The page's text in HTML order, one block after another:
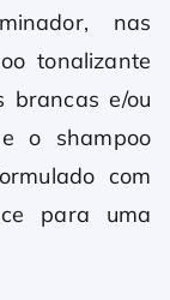
nas
tonalizante
brancas e/ou
o shampoo
com
para uma